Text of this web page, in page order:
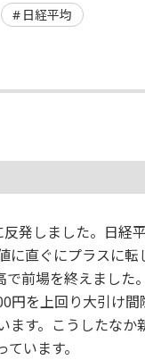
日経平均
発しました。日経
に直ぐにプラスに
前場を終えまし
円を上回り大引け
ます。こうしたな
います。